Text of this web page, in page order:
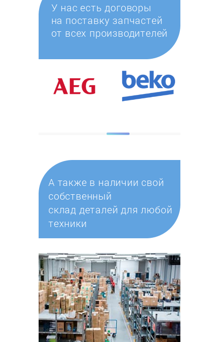
У нас есть договоры
на поставку запчастей
от всех производителей
А также в наличии свой
собственный
склад деталей для любой
техники